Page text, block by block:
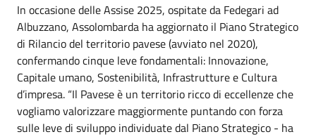
In occasione delle Assise 2025, ospitate da Fedegari ad
Albuzzano, Assolombarda ha aggiornato il Piano Strategico
di Rilancio del territorio pavese (avviato nel 2020),
confermando cinque leve fondamentali: Innovazione,
Capitale umano, Sostenibilità, Infrastrutture e Cultura
d’impresa. “Il Pavese è un territorio ricco di eccellenze che
vogliamo valorizzare maggiormente puntando con forza
sulle leve di sviluppo individuate dal Piano Strategico - ha